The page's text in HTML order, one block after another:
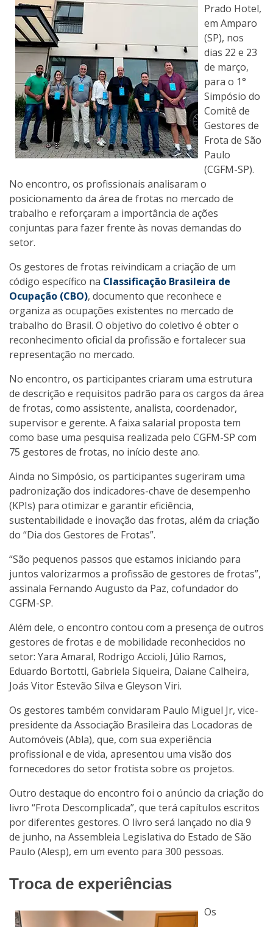
Prado Hotel,
em Amparo
(SP), nos
dias 22 e 23
de março,
para o 1°
Simpósio do
Comitê de
Gestores de
Frota de São
Paulo
(CGFM-SP).
No encontro, os profissionais analisaram o
posicionamento da área de frotas no mercado de
trabalho e reforçaram a importância de ações
conjuntas para fazer frente às novas demandas do
setor.
Os gestores de frotas reivindicam a criação de um
código específico na Classificação Brasileira de
Ocupação (CBO), documento que reconhece e
organiza as ocupações existentes no mercado de
trabalho do Brasil. O objetivo do coletivo é obter o
reconhecimento oficial da profissão e fortalecer sua
representação no mercado.
No encontro, os participantes criaram uma estrutura
de descrição e requisitos padrão para os cargos da área
de frotas, como assistente, analista, coordenador,
supervisor e gerente. A faixa salarial proposta tem
como base uma pesquisa realizada pelo CGFM-SP com
75 gestores de frotas, no início deste ano.
Ainda no Simpósio, os participantes sugeriram uma
padronização dos indicadores-chave de desempenho
(KPIs) para otimizar e garantir eficiência,
sustentabilidade e inovação das frotas, além da criação
do “Dia dos Gestores de Frotas”.
“São pequenos passos que estamos iniciando para
juntos valorizarmos a profissão de gestores de frotas”,
assinala Fernando Augusto da Paz, cofundador do
CGFM-SP.
Além dele, o encontro contou com a presença de outros
gestores de frotas e de mobilidade reconhecidos no
setor: Yara Amaral, Rodrigo Accioli, Júlio Ramos,
Eduardo Bortotti, Gabriela Siqueira, Daiane Calheira,
Joás Vitor Estevão Silva e Gleyson Viri.
Os gestores também convidaram Paulo Miguel Jr, vice-
presidente da Associação Brasileira das Locadoras de
Automóveis (Abla), que, com sua experiência
profissional e de vida, apresentou uma visão dos
fornecedores do setor frotista sobre os projetos.
Outro destaque do encontro foi o anúncio da criação do
livro “Frota Descomplicada”, que terá capítulos escritos
por diferentes gestores. O livro será lançado no dia 9
de junho, na Assembleia Legislativa do Estado de São
Paulo (Alesp), em um evento para 300 pessoas.
Troca de experiências
Os